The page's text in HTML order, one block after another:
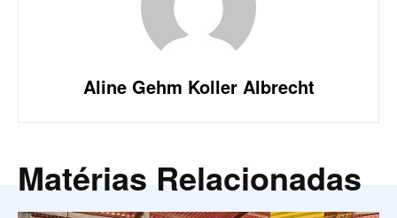
Aline Gehm Koller Albrecht
Matérias Relacionadas